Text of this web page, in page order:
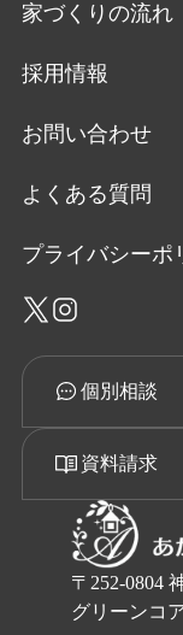
〒252-0804
グリーンコ
家づくりの流れ
採用情報
お問い合わせ
よくある質問
プライバシーポ
個別相談
資料請求